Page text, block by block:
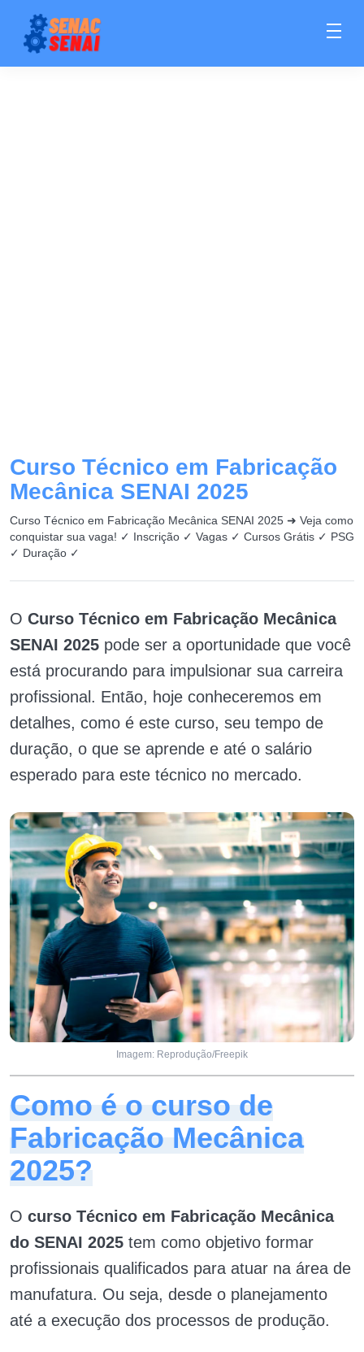
Curso Técnico em Fabricação
Mecânica SENAI 2025
Curso Técnico em Fabricação Mecânica SENAI 2025 ➜ Veja como
conquistar sua vaga! ✓ Inscrição ✓ Vagas ✓ Cursos Grátis ✓ PSG
✓ Duração ✓
O Curso Técnico em Fabricação Mecânica
SENAI 2025 pode ser a oportunidade que você
está procurando para impulsionar sua carreira
profissional. Então, hoje conheceremos em
detalhes, como é este curso, seu tempo de
duração, o que se aprende e até o salário
esperado para este técnico no mercado.
Imagem: Reprodução/Freepik
Como é o curso de
Fabricação Mecânica
2025?
O curso Técnico em Fabricação Mecânica
do SENAI 2025 tem como objetivo formar
profissionais qualificados para atuar na área de
manufatura. Ou seja, desde o planejamento
até a execução dos processos de produção.